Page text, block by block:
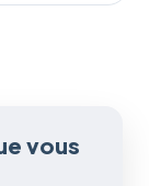
vous